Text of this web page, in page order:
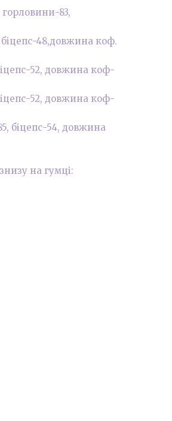
горловини-83,
біцепс-48,довжина коф.
52, довжина коф-
52, довжина коф-
біцепс-54, довжина
на гумці: